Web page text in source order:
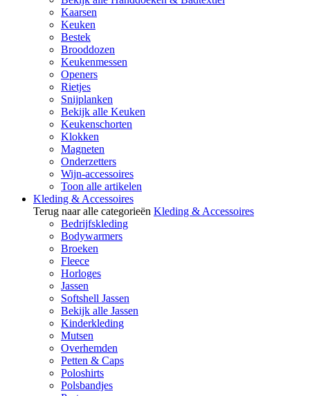
Kaarsen
Keuken
Bestek
Brooddozen
Keukenmessen
Openers
Rietjes
Snijplanken
Bekijk alle Keuken
Keukenschorten
Klokken
Magneten
Onderzetters
Wijn-accessoires
Toon alle artikelen
Kleding & Accessoires
Terug naar alle categorieën Kleding & Accessoires
Bedrijfskleding
Bodywarmers
Broeken
Fleece
Horloges
Jassen
Softshell Jassen
Bekijk alle Jassen
Kinderkleding
Mutsen
Overhemden
Petten & Caps
Poloshirts
Polsbandjes